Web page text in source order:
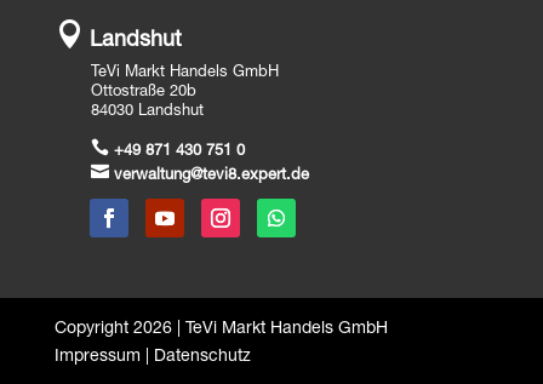
 Landshut
TeVi Markt Handels GmbH
Ottostraße 20b
84030 Landshut
 +49 871 430 751 0
 verwaltung@tevi8.expert.de
Copyright 2026 | TeVi Markt Handels GmbH
Impressum
Datenschutz